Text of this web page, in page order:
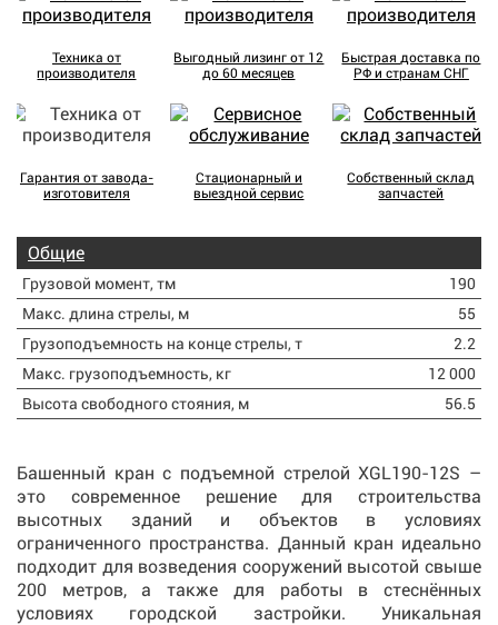
Техника от
производителя
Выгодный лизинг от 12
до 60 месяцев
Быстрая доставка по
РФ и странам СНГ
Гарантия от завода-
изготовителя
Стационарный и
выездной сервис
Собственный склад
запчастей
Общие
Грузовой момент, тм
190
Макс. длина стрелы, м
55
Грузоподъемность на конце стрелы, т
2.2
Макс. грузоподъемность, кг
12 000
Высота свободного стояния, м
56.5
Башенный кран с подъемной стрелой XGL190-12S –
это современное решение для строительства
высотных зданий и объектов в условиях
ограниченного пространства. Данный кран идеально
подходит для возведения сооружений высотой свыше
200 метров, а также для работы в стеснённых
условиях городской застройки. Уникальная